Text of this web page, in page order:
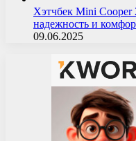
Хэтчбек Mini
надежность и
09.06.2025